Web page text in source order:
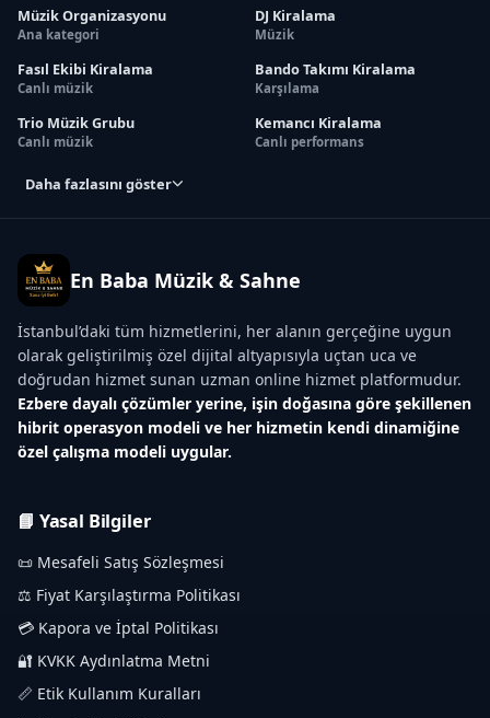
Müzik Organizasyonu
Ana kategori
DJ Kiralama
Müzik
Fasıl Ekibi Kiralama
Canlı müzik
Bando Takımı Kiralama
Karşılama
Trio Müzik Grubu
Canlı müzik
Kemancı Kiralama
Canlı performans
Daha fazlasını göster
En Baba Müzik & Sahne
İstanbul’daki tüm hizmetlerini, her alanın gerçeğine uygun
olarak geliştirilmiş özel dijital altyapısıyla uçtan uca ve
doğrudan hizmet sunan uzman online hizmet platformudur.
Ezbere dayalı çözümler yerine, işin doğasına göre şekillenen
hibrit operasyon modeli ve her hizmetin kendi dinamiğine
özel çalışma modeli uygular.
📘 Yasal Bilgiler
📜 Mesafeli Satış Sözleşmesi
⚖️ Fiyat Karşılaştırma Politikası
💳 Kapora ve İptal Politikası
🔐 KVKK Aydınlatma Metni
📏 Etik Kullanım Kuralları